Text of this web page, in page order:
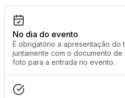
No dia do evento
É obrigatório a apresentação do
juntamente com o documento
foto para a entrada no evento.